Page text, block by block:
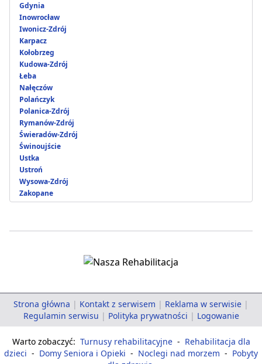
Gdynia
Inowrocław
Iwonicz-Zdrój
Karpacz
Kołobrzeg
Kudowa-Zdrój
Łeba
Nałęczów
Polańczyk
Polanica-Zdrój
Rymanów-Zdrój
Świeradów-Zdrój
Świnoujście
Ustka
Ustroń
Wysowa-Zdrój
Zakopane
Strona główna | Kontakt z serwisem | Reklama w serwisie |
Regulamin serwisu | Polityka prywatności | Logowanie
Warto zobaczyć: Turnusy rehabilitacyjne - Rehabilitacja dla
dzieci - Domy Seniora i Opieki - Noclegi nad morzem - Pobyty